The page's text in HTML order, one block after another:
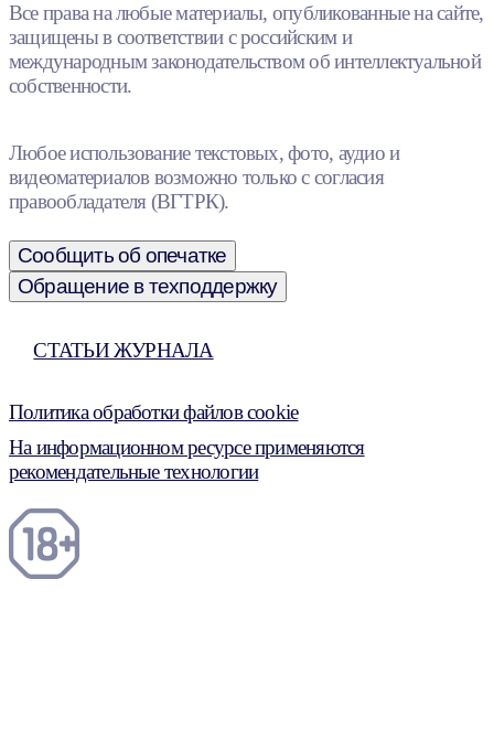
Все права на любые материалы, опубликованные на сайте,
защищены в соответствии с российским и
международным законодательством об интеллектуальной
собственности.
Любое использование текстовых, фото, аудио и
видеоматериалов возможно только с согласия
правообладателя (ВГТРК).
Сообщить об опечатке
Обращение в техподдержку
СТАТЬИ ЖУРНАЛА
Политика обработки файлов cookie
На информационном ресурсе применяются
рекомендательные технологии